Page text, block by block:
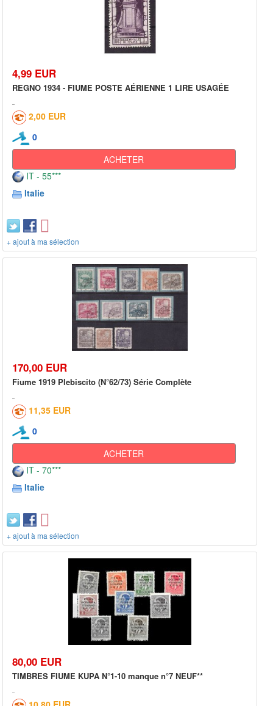
4,99 EUR
REGNO 1934 - FIUME POSTE AÉRIENNE 1 LIRE USAGÉE
2,00 EUR
0
ACHETER
IT - 55***
Italie
+ ajout à ma sélection
170,00 EUR
Fiume 1919 Plebiscito (N°62/73) Série Complète
11,35 EUR
0
ACHETER
IT - 70***
Italie
+ ajout à ma sélection
80,00 EUR
TIMBRES FIUME KUPA N°1-10 manque n°7 NEUF**